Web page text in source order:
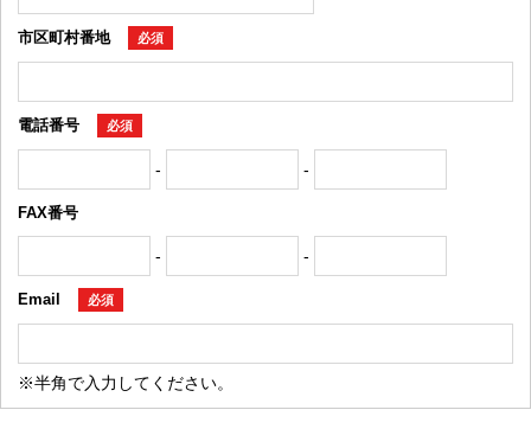
市区町村番地 必須
電話番号 必須
- -
FAX番号
- -
Email 必須
※半角で入力してください。